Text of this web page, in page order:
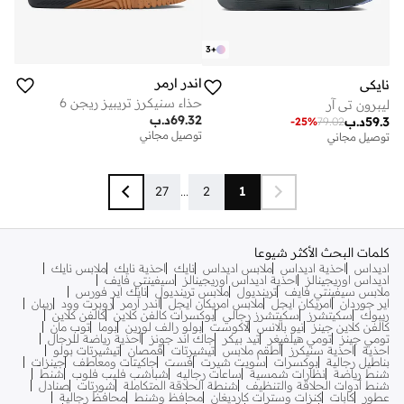
+
3
نايكي
ليبرون تي آر
د.ب59.3
79.02
-25%
توصيل مجاني
اندر ارمر
حذاء سنيكرز تريبيز ريجن 6
د.ب69.32
توصيل مجاني
1
2
...
27
كلمات البحث الأكثر شيوعا
اديداس احذية اديداس ملابس اديداس نايك احذية نايك ملابس نايك
اديداس اوريجينالز
احذية اديداس اوريجينالز
سيفينتي فايف
ملابس سيفينتي فايف ترينديول ملابس ترينديول نايك اير فورس
اير جوردان
امريكان ايجل ملابس امريكان ايجل اندر ارمر روبرت وود
ريبان
ريبوك
سكيتشرز سكيتشرز رجالي بوكسرات كالفن كلاين كالفن كلاين
كالفن كلاين جينز نيو بالانس لاكوست بولو رالف لورين بوما
توب مان
تومي جينز تومي هيلفيغر تيد بيكر جاك اند جونز
أحذية رياضة للرجال
احذية
احذية سنيكرز أطقم ملابس تيشيرتات قمصان تيشيرتات بولو
بناطيل رجالية بوكسرات سويت شيرت فست جاكيتات ومعاطف جينزات
شنط رياضة نظارات شمسية ساعات رجاليه شباشب فليب فلوب
شنط
شنط أدوات الحلاقة والتنظيف
شنطة الحلاقة المتكاملة شورتات صنادل
عطور
كابات كنزات وسترات كارديغان محافظ وشنط
محافظ رجالية